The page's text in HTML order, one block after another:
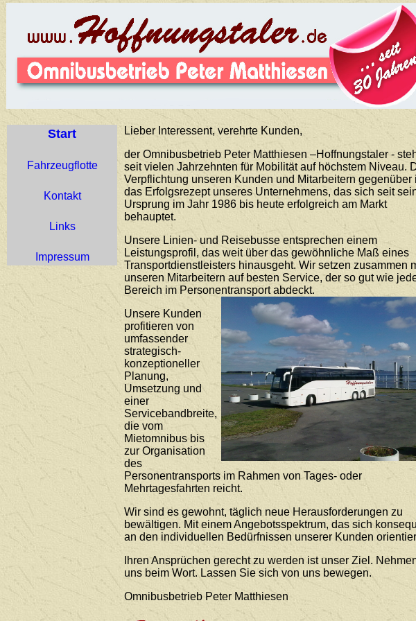
Start
Fahrzeugflotte
Kontakt
Links
Impressum
Lieber Interessent, verehrte Kunden,
der Omnibusbetrieb Peter Matthiesen –Hoffnungstaler -
seit vielen Jahrzehnten für Mobilität auf höchstem Niveau.
Verpflichtung unseren Kunden und Mitarbeitern gegenüber
das Erfolgsrezept unseres Unternehmens, das sich seit
Ursprung im Jahr 1986 bis heute erfolgreich am Markt
behauptet.
Unsere Linien- und Reisebusse entsprechen einem
Leistungsprofil, das weit über das gewöhnliche Maß eines
Transportdienstleisters hinausgeht. Wir setzen zusammen
unseren Mitarbeitern auf besten Service, der so gut wie
Bereich im Personentransport abdeckt.
Unsere Kunden
profitieren von
umfassender
strategisch-
konzeptioneller
Planung,
Umsetzung und
einer
Servicebandbreite,
die vom
Mietomnibus bis
zur Organisation
des
Personentransports im Rahmen von Tages- oder
Mehrtagesfahrten reicht.
Wir sind es gewohnt, täglich neue Herausforderungen zu
bewältigen. Mit einem Angebotsspektrum, das sich
an den individuellen Bedürfnissen unserer Kunden
Ihren Ansprüchen gerecht zu werden ist unser Ziel.
uns beim Wort. Lassen Sie sich von uns bewegen.
Omnibusbetrieb Peter Matthiesen